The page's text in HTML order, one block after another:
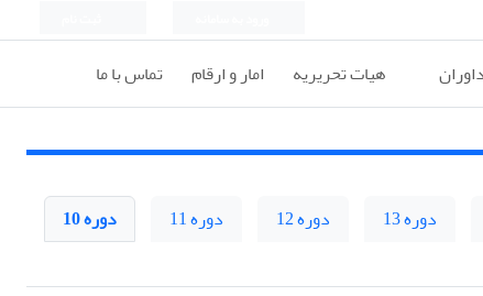
داوران هیات تحریریه امار و ارقام تماس با ما
دوره 13 دوره 12 دوره 11
دوره 10